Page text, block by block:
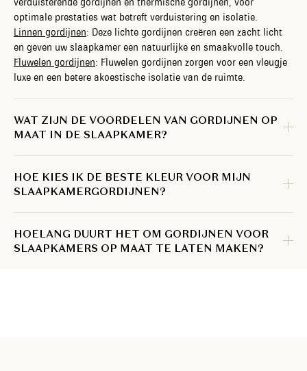
optimale prestaties wat betreft verduistering en isolatie.
Linnen gordijnen: Deze lichte gordijnen creëren een zacht licht
en geven uw slaapkamer een natuurlijke en smaakvolle touch.
Fluwelen gordijnen: Fluwelen gordijnen zorgen voor een vleugje
luxe en een betere akoestische isolatie van de ruimte.
WAT ZIJN DE VOORDELEN VAN GORDIJNEN OP
MAAT IN DE SLAAPKAMER?
HOE KIES IK DE BESTE KLEUR VOOR MIJN
SLAAPKAMERGORDIJNEN?
HOELANG DUURT HET OM GORDIJNEN VOOR
SLAAPKAMERS OP MAAT TE LATEN MAKEN?